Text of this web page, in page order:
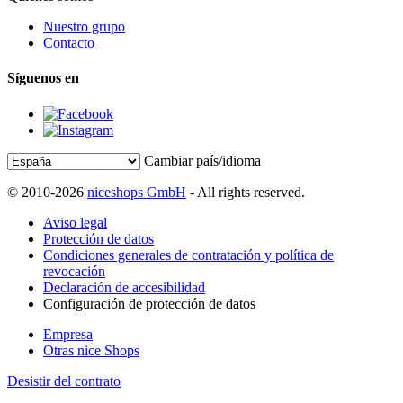
Nuestro grupo
Contacto
Síguenos en
Cambiar país/idioma
© 2010-2026 niceshops GmbH - All rights reserved.
Aviso legal
Protección de datos
Condiciones generales de contratación y política de
revocación
Declaración de accesibilidad
Configuración de protección de datos
Empresa
Otras nice Shops
Desistir del contrato